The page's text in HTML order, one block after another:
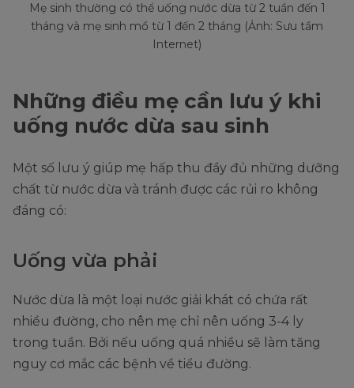
Mẹ sinh thường có thể uống nước dừa từ 2 tuần đến 1
tháng và mẹ sinh mổ từ 1 đến 2 tháng (Ảnh: Sưu tầm
Internet)
Những điều mẹ cần lưu ý khi
uống nước dừa sau sinh
Một số lưu ý giúp mẹ hấp thu đầy đủ những dưỡng
chất từ nước dừa và tránh được các rủi ro không
đáng có:
Uống vừa phải
Nước dừa là một loại nước giải khát có chứa rất
nhiều đường, cho nên mẹ chỉ nên uống 3-4 ly
trong tuần. Bởi nếu uống quá nhiều sẽ làm tăng
nguy cơ mắc các bệnh về tiểu đường.